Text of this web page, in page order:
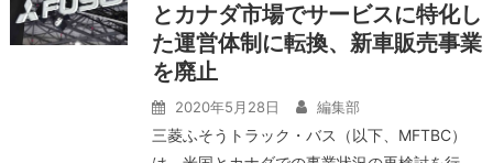
とカナダ市場でサービスに特化し
た運営体制に転換、新車販売事業
を廃止
2020年5月28日 編集部
三菱ふそうトラック・バス（以下、MFTBC）